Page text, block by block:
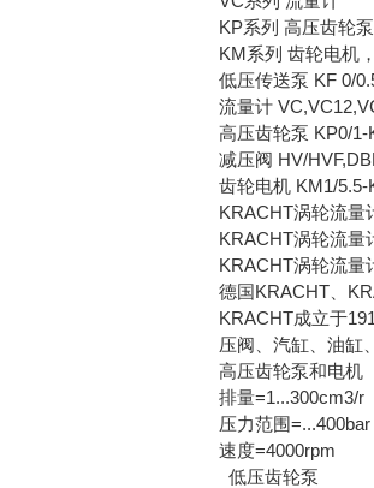
KP系列 高压齿轮泵
KM系列 齿轮电机
低压传送泵 KF 0/
流量计
高压齿轮泵 KP0/1-
减压阀 HV/
齿轮电机 KM1/
KRACHT涡轮流
KRACHT涡轮流量
KRACHT涡轮流量
德国KRACHT、
KRACHT成立于
压阀、汽缸、油缸
高压齿轮泵和电机
排量=1...300cm3/r
压力范围=...400bar
速度=4000rpm
低压齿轮泵